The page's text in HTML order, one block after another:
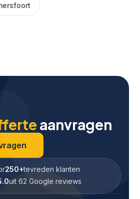
aanvragen
250+tevreden klanten
uit 62 Google reviews